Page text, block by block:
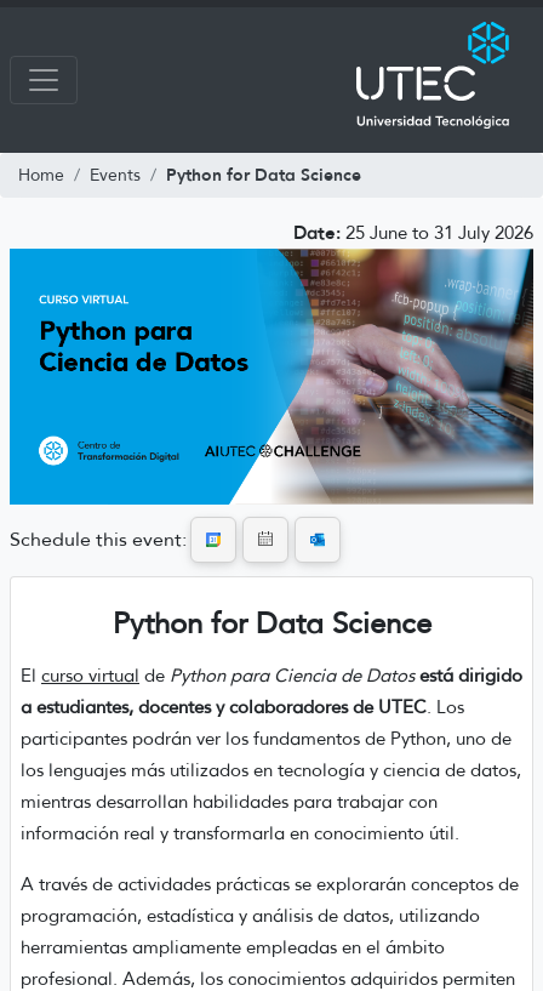
Home Events Python for Data Science
Date: 25 June to 31 July 2026
Schedule this event:
Python for Data Science
El curso virtual de Python para Ciencia de Datos está dirigido
a estudiantes, docentes y colaboradores de UTEC. Los
participantes podrán ver los fundamentos de Python, uno de
los lenguajes más utilizados en tecnología y ciencia de datos,
mientras desarrollan habilidades para trabajar con
información real y transformarla en conocimiento útil.
A través de actividades prácticas se explorarán conceptos de
programación, estadística y análisis de datos, utilizando
herramientas ampliamente empleadas en el ámbito
profesional. Además, los conocimientos adquiridos permiten